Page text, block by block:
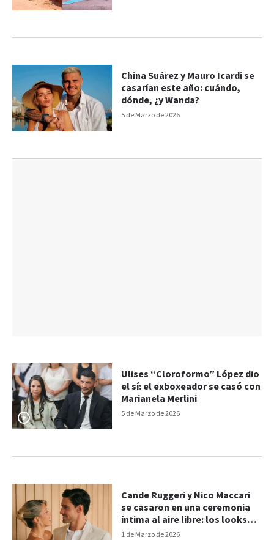
5 de Marzo de 2026
China Suárez y Mauro Icardi se
casarían este año: cuándo,
dónde, ¿y Wanda?
5 de Marzo de 2026
Ulises “Cloroformo” López dio
el sí: el exboxeador se casó con
Marianela Merlini
1 de Marzo de 2026
Cande Ruggeri y Nico Maccari
se casaron en una ceremonia
íntima al aire libre: los looks
elegidos